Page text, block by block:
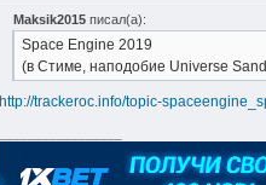
Maksik2015 писал(а):
Space Engine 2019
(в Стиме, наподобие Universe
http://trackeroc.info/topic-